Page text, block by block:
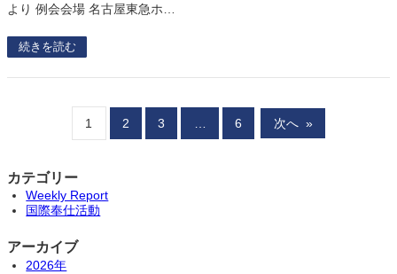
より 例会会場 名古屋東急ホ…
続きを読む
1 2 3 6 次へ »
カテゴリー
Weekly Report
国際奉仕活動
アーカイブ
2026年